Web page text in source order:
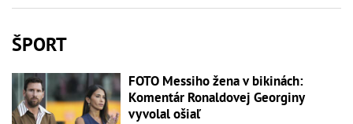
ŠPORT
FOTO Messiho žena v bikinách:
Komentár Ronaldovej Georginy
vyvolal ošiaľ